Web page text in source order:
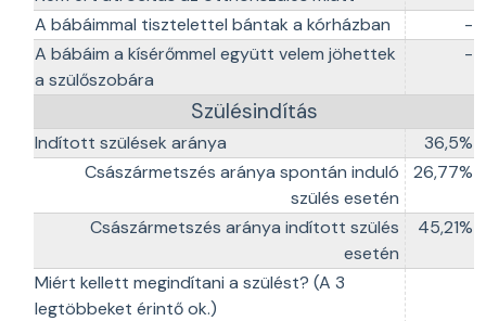
A bábáimmal tisztelettel bántak a kórházban
-
A bábáim a kísérőmmel együtt velem jöhettek
a szülőszobára
-
Szülésindítás
Indított szülések aránya
36,5%
Császármetszés aránya spontán induló
szülés esetén
26,77%
Császármetszés aránya indított szülés
esetén
45,21%
Miért kellett megindítani a szülést? (A 3
legtöbbeket érintő ok.)